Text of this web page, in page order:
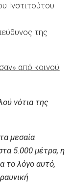
Ινστιτούτου
της
από κοινού,
νότια της
μεσαία
5.000 μέτρα, η
το λόγο αυτό,